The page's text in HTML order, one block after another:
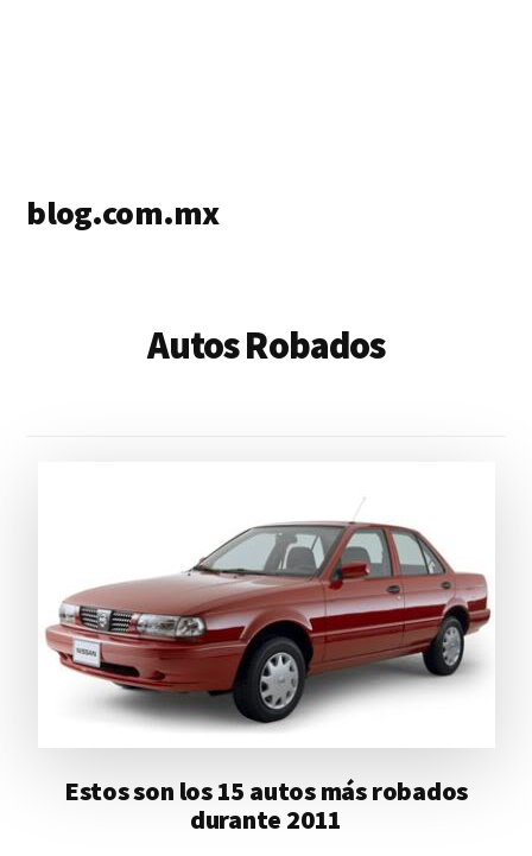
blog.com.mx
Autos Robados
Estos son los 15 autos más robados
durante 2011